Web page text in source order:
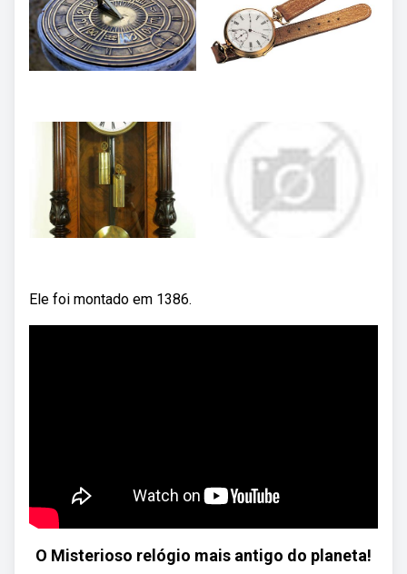
Ele foi montado em 1386.
O Misterioso relógio mais antigo do planeta!